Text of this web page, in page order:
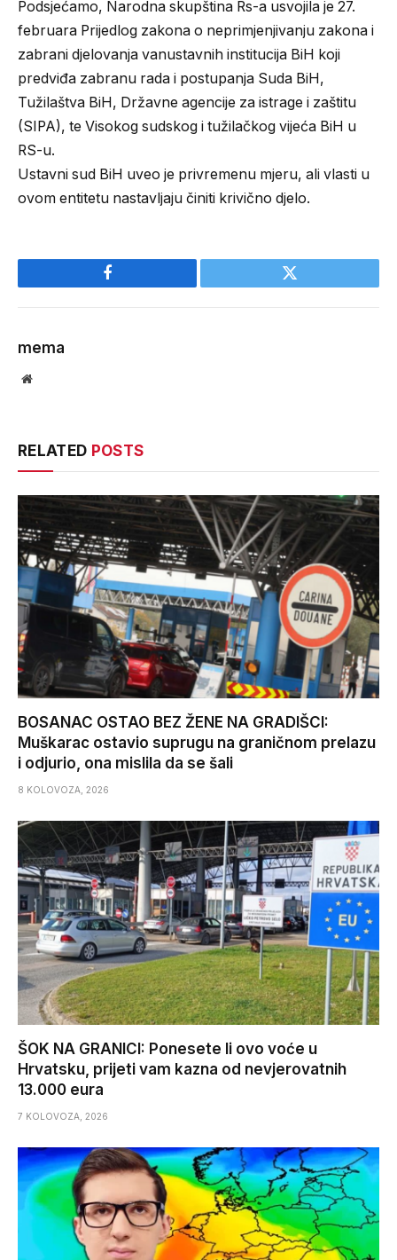
Podsjećamo, Narodna skupština Rs-a usvojila je 27.
februara Prijedlog zakona o neprimjenjivanju zakona i
zabrani djelovanja vanustavnih institucija BiH koji
predviđa zabranu rada i postupanja Suda BiH,
Tužilaštva BiH, Državne agencije za istrage i zaštitu
(SIPA), te Visokog sudskog i tužilačkog vijeća BiH u
RS-u.
Ustavni sud BiH uveo je privremenu mjeru, ali vlasti u
ovom entitetu nastavljaju činiti krivično djelo.
Facebook Twitter
mema
Website
RELATED POSTS
BOSANAC OSTAO BEZ ŽENE NA GRADIŠCI:
Muškarac ostavio suprugu na graničnom prelazu
i odjurio, ona mislila da se šali
8 KOLOVOZA, 2026
ŠOK NA GRANICI: Ponesete li ovo voće u
Hrvatsku, prijeti vam kazna od nevjerovatnih
13.000 eura
7 KOLOVOZA, 2026